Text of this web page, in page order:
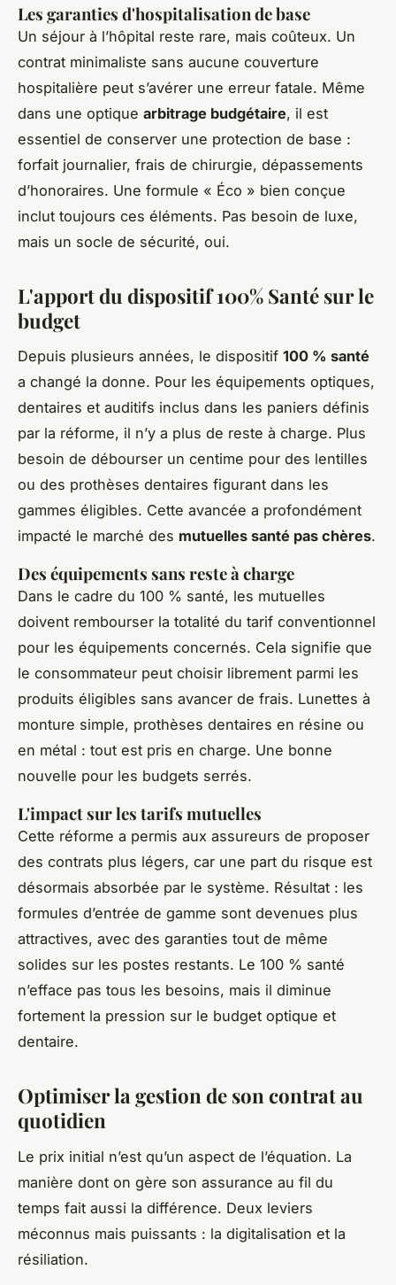
Les garanties d'hospitalisation de base
Un séjour à l’hôpital reste rare, mais coûteux. Un
contrat minimaliste sans aucune couverture
hospitalière peut s’avérer une erreur fatale. Même
dans une optique arbitrage budgétaire, il est
essentiel de conserver une protection de base :
forfait journalier, frais de chirurgie, dépassements
d’honoraires. Une formule « Éco » bien conçue
inclut toujours ces éléments. Pas besoin de luxe,
mais un socle de sécurité, oui.
L'apport du dispositif 100% Santé sur le
budget
Depuis plusieurs années, le dispositif 100 % santé
a changé la donne. Pour les équipements optiques,
dentaires et auditifs inclus dans les paniers définis
par la réforme, il n’y a plus de reste à charge. Plus
besoin de débourser un centime pour des lentilles
ou des prothèses dentaires figurant dans les
gammes éligibles. Cette avancée a profondément
impacté le marché des mutuelles santé pas chères.
Des équipements sans reste à charge
Dans le cadre du 100 % santé, les mutuelles
doivent rembourser la totalité du tarif conventionnel
pour les équipements concernés. Cela signifie que
le consommateur peut choisir librement parmi les
produits éligibles sans avancer de frais. Lunettes à
monture simple, prothèses dentaires en résine ou
en métal : tout est pris en charge. Une bonne
nouvelle pour les budgets serrés.
L'impact sur les tarifs mutuelles
Cette réforme a permis aux assureurs de proposer
des contrats plus légers, car une part du risque est
désormais absorbée par le système. Résultat : les
formules d’entrée de gamme sont devenues plus
attractives, avec des garanties tout de même
solides sur les postes restants. Le 100 % santé
n’efface pas tous les besoins, mais il diminue
fortement la pression sur le budget optique et
dentaire.
Optimiser la gestion de son contrat au
quotidien
Le prix initial n’est qu’un aspect de l’équation. La
manière dont on gère son assurance au fil du
temps fait aussi la différence. Deux leviers
méconnus mais puissants : la digitalisation et la
résiliation.